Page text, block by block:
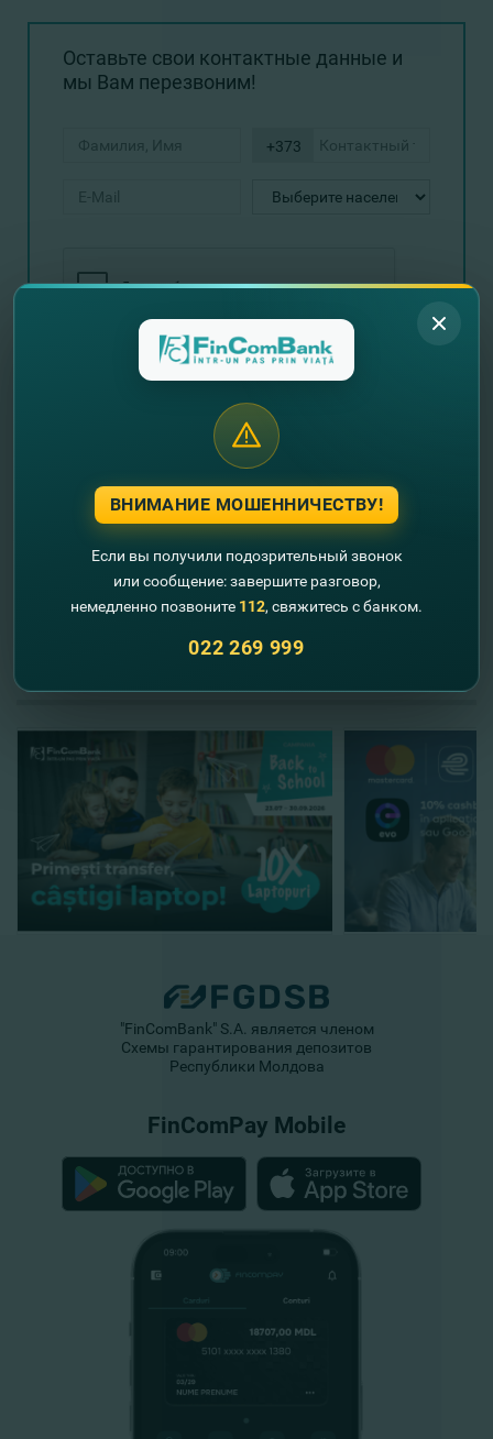
Оставьте свои контактные данные и
мы Вам перезвоним!
+373
Отправить запрос
Пример расчета: Если стоимость автомобиля
составляет 20.000 евро, сроком на 48 месяцев, при
первоначальном взносе 40%, то общая стоимость
договора составляет 20134.81 евро, средний
ежемесячный платеж 273.64 евро, страхование
КАСКО - 4,20%, разовая комиссия - 398 евро. DAE
составит 6,21%.
Другие новости
"FinComBank" S.A. является членом
Схемы гарантирования депозитов
Республики Молдова
FinComPay Mobile
ВНИМАНИЕ МОШЕННИЧЕСТВУ!
Если вы получили подозрительный звонок
или сообщение: завершите разговор,
немедленно позвоните 112, свяжитесь с банком.
022 269 999